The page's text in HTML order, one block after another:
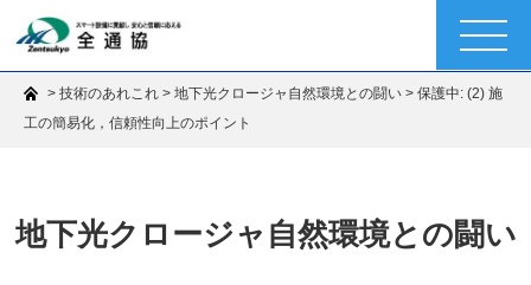
t
o
g
l
a
t
> 技術のあれこれ > 地下光クロージャ自然環境との闘い > 保護中: (2) 施
工の簡易化，信頼性向上のポイント
地下光クロージャ自然環境との闘い